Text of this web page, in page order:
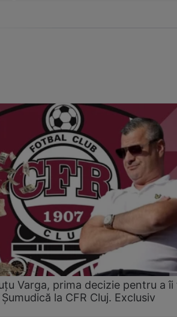
Varga, prima decizie pentru a îi
la CFR Cluj. Exclusiv